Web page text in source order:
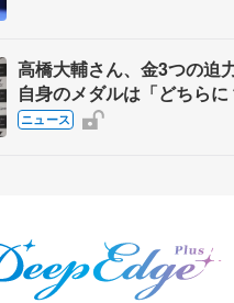
高橋大輔さん、金3つの迫
自身のメダルは「どちら
ス兄弟〟オリンピック3連
ニュース